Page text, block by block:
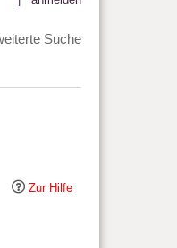
Suche
Zur Hilfe